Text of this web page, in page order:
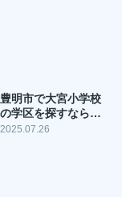
豊明市で大宮小学校
の学区を探すなら？
周辺環境や住まい選
2025.07.26